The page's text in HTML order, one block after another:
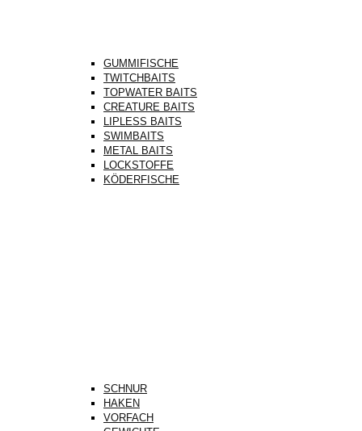
GUMMIFISCHE
TWITCHBAITS
TOPWATER BAITS
CREATURE BAITS
LIPLESS BAITS
SWIMBAITS
METAL BAITS
LOCKSTOFFE
KÖDERFISCHE
SCHNUR
HAKEN
VORFACH